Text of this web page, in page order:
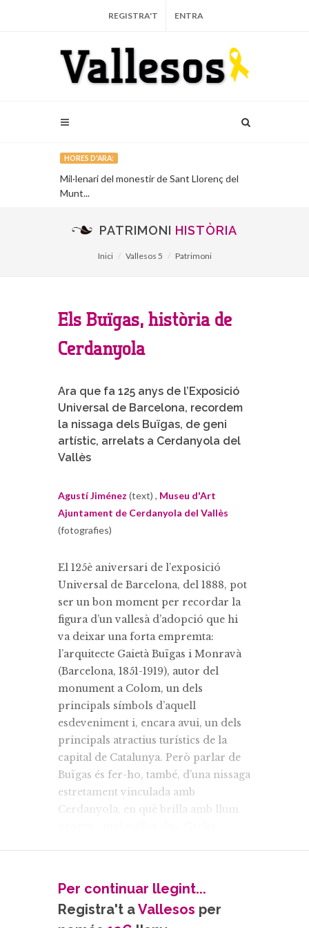
REGISTRA'T ENTRA
HORES D'ARA:
Mil·lenari del monestir de Sant Llorenç del
Munt...
PATRIMONI HISTÒRIA
Inici Vallesos 5 Patrimoni
Els Buïgas, història de
Cerdanyola
Ara que fa 125 anys de l’Exposició
Universal de Barcelona, recordem
la nissaga dels Buïgas, de geni
artístic, arrelats a Cerdanyola del
Vallès
Agustí Jiménez (text) , Museu d'Art
Ajuntament de Cerdanyola del Vallès
(fotografies)
El 125è aniversari de l’exposició
Universal de Barcelona, del 1888, pot
ser un bon moment per recordar la
figura d’un vallesà d’adopció que hi
va deixar una forta empremta:
l’arquitecte Gaietà Buïgas i Monravà
(Barcelona, 1851-1919), autor del
monument a Colom, un dels
principals símbols d’aquell
esdeveniment i, encara avui, un dels
principals atractius turístics de la
capital de Catalunya. Però parlar de
Buïgas és fer-ho, també, d’una nissaga
estretament vinculada amb
Cerdanyola, en què brilla amb llum
L’arrelament de la família Buïgas en
el que aleshores era una vila pagesa i
Per continuar llegint...
Registra't aVallesos per